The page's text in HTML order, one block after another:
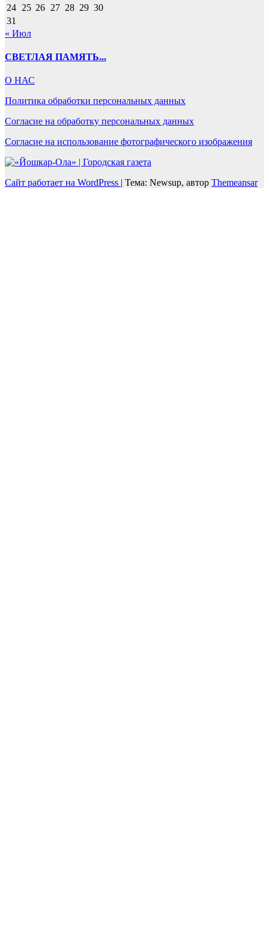
24 25 26 27 28 29 30
31
« Июл
СВЕТЛАЯ ПАМЯТЬ...
О НАС
Политика обработки персональных данных
Согласие на обработку персональных данных
Согласие на использование фотографического изображения
Сайт работает на WordPress | Тема: Newsup, автор Themeansar